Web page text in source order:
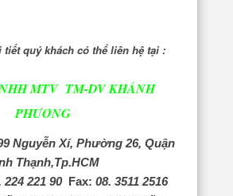
quý khách có thể liên hệ tại :
MTV TM-DV KHÁNH
PHƯƠNG
Nguyễn Xí, Phường 26, Quận
Thạnh,Tp.HCM
224 221 90Fax: 08. 3511 2516